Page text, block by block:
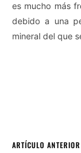
es mucho más
debido a una
mineral del que
ARTÍCULO ANTERIOR